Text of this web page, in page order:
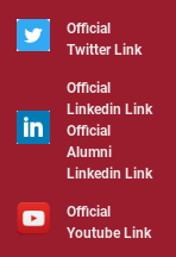
Official
Twitter Link
Official
Linkedin Link
Official
Alumni
Linkedin Link
Official
Youtube Link